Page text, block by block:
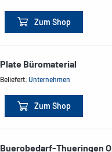
Zum Shop
Plate Büromaterial
Beliefert:Unternehmen
Zum Shop
Buerobedarf-Thueringen